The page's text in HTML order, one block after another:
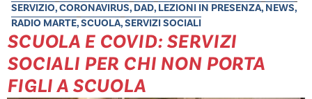
SERVIZIO,CORONAVIRUS, DAD, LEZIONI IN PRESENZA, NEWS,
RADIO MARTE,SCUOLA,SERVIZI SOCIALI
SCUOLA E COVID: SERVIZI
SOCIALI PER CHI NON PORTA
FIGLI A SCUOLA